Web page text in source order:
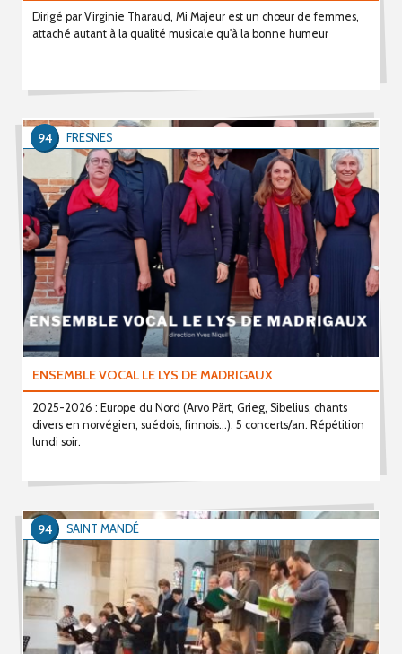
Dirigé par Virginie Tharaud, Mi Majeur est un chœur de femmes,
attaché autant à la qualité musicale qu'à la bonne humeur
ENSEMBLE VOCAL LE LYS DE MADRIGAUX
2025-2026 : Europe du Nord (Arvo Pärt, Grieg, Sibelius, chants
divers en norvégien, suédois, finnois...). 5 concerts/an. Répétition
lundi soir.
FRESNES
94
SAINT MANDÉ
94